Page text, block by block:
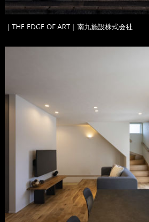
｜THE EDGE OF ART｜南九施設株式会社